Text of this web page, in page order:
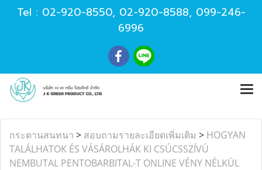
Tel : 02-920-8550, 02-920-8588, 099-246-
6996
กระดานสนทนา > สอบถามรายละเอียดเพิ่มเติม > HOGYAN
TALÁLHATOK ÉS VÁSÁROLHÁK KI CSÚCSSZÍVÚ
NEMBUTAL PENTOBARBITAL-T ONLINE VÉNY NÉLKÜL